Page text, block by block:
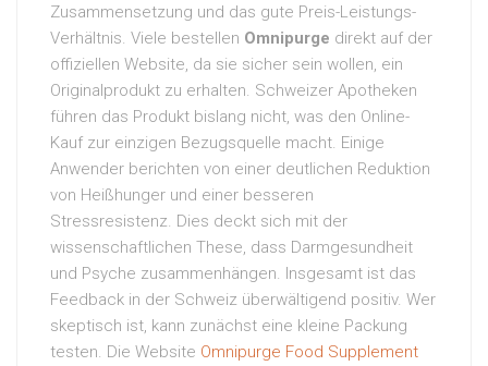
Zusammensetzung und das gute Preis-Leistungs-
Verhältnis. Viele bestellen Omnipurge direkt auf der
offiziellen Website, da sie sicher sein wollen, ein
Originalprodukt zu erhalten. Schweizer Apotheken
führen das Produkt bislang nicht, was den Online-
Kauf zur einzigen Bezugsquelle macht. Einige
Anwender berichten von einer deutlichen Reduktion
von Heißhunger und einer besseren
Stressresistenz. Dies deckt sich mit der
wissenschaftlichen These, dass Darmgesundheit
und Psyche zusammenhängen. Insgesamt ist das
Feedback in der Schweiz überwältigend positiv. Wer
skeptisch ist, kann zunächst eine kleine Packung
testen. Die Website Omnipurge Food Supplement